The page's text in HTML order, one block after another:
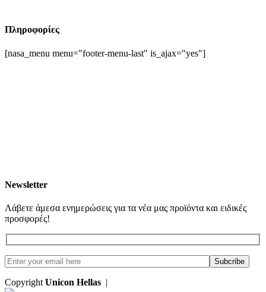
Πληροφορίες
[nasa_menu menu="footer-menu-last" is_ajax="yes"]
Newsletter
Λάβετε άμεσα ενημερώσεις για τα νέα μας προϊόντα και ειδικές
προσφορές!
Copyright Unicon Hellas |